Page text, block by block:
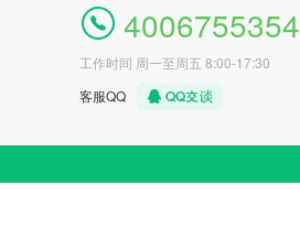
4006755354
工作时间 周一至周五 8:00-17:30
客服QQ